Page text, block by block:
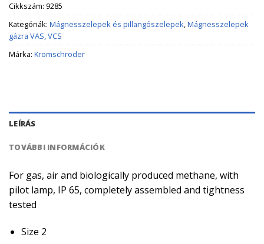
Cikkszám: 9285
Kategóriák: Mágnesszelepek és pillangószelepek,Mágnesszelepek
gázra VAS, VCS
Márka: Kromschröder
LEÍRÁS
TOVÁBBI INFORMÁCIÓK
For gas, air and biologically produced methane, with
pilot lamp, IP 65, completely assembled and tightness
tested
Size 2